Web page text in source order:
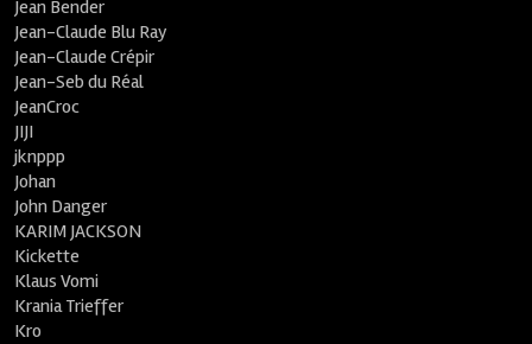
Jean Bender
Jean-Claude Blu Ray
Jean-Claude Crépir
Jean-Seb du Réal
JeanCroc
JIJI
jknppp
Johan
John Danger
KARIM JACKSON
Kickette
Klaus Vomi
Krania Trieffer
Kro